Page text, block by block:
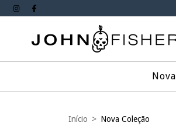
Início > Nova Coleção